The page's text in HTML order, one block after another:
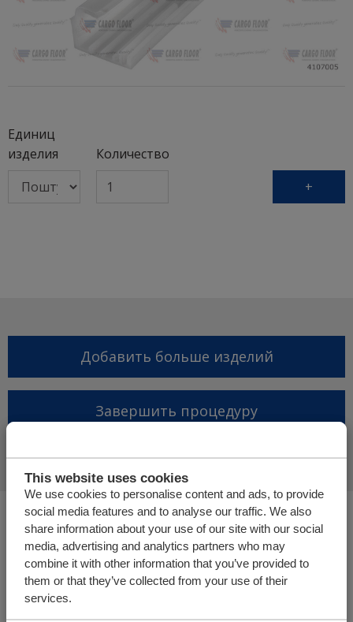
This website uses cookies
We use cookies to personalise content and ads, to provide
social media features and to analyse our traffic. We also
share information about your use of our site with our social
media, advertising and analytics partners who may
combine it with other information that you’ve provided to
them or that they’ve collected from your use of their
services.
Единиц
изделия
Количество
+
Добавить больше изделий
Завершить процедуру
Вы находитесь здесь:
Грузовой пол | Горизонтальная (не)погрузочная
система
Интернетмагазин